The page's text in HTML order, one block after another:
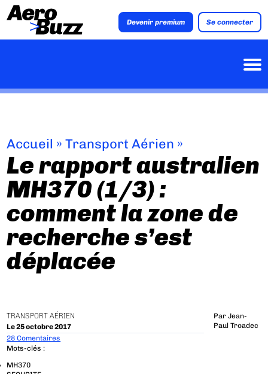
Devenir premium Se connecter
Accueil »Transport Aérien »
Le rapport australien
MH370 (1/3) :
comment la zone de
recherche s’est
déplacée
TRANSPORT AÉRIEN
Le 25 octobre 2017
Par Jean-
Paul Troadec
28 Comentaires
Mots-clés :
MH370